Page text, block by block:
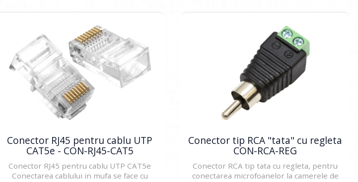
Conector RJ45 pentru cablu UTP
CAT5e - CON-RJ45-CAT5
Conector RJ45 pentru cablu UTP CAT5e
Conectarea cablului in mufa se face cu
Conector tip RCA "tata" cu regleta
CON-RCA-REG
Conector RCA tip tata cu regleta, pentru
conectarea microfoanelor la camerele de